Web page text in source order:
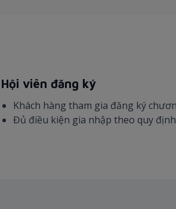
Hội viên đăng ký
Khách hàng tham gia đăng ký
Đủ điều kiện gia nhập theo quy